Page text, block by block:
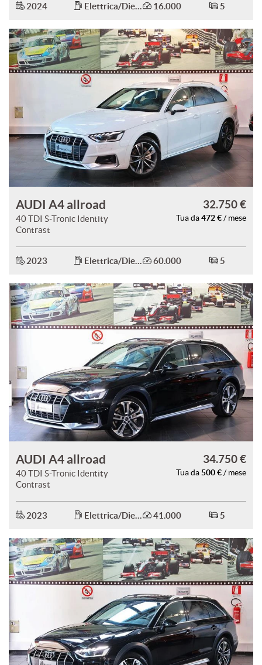
2024 Elettrica/Diesel 16.000 5
AUDI A4 allroad
40 TDI S-Tronic Identity
Contrast
32.750 €
Tua da 472 € / mese
2023 Elettrica/Diesel 60.000 5
AUDI A4 allroad
40 TDI S-Tronic Identity
Contrast
34.750 €
Tua da 500 € / mese
2023 Elettrica/Diesel 41.000 5